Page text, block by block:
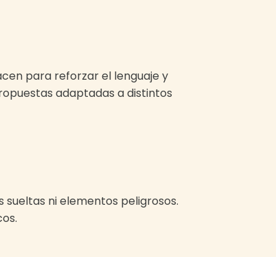
para reforzar el lenguaje y
adaptadas a distintos
sueltas ni elementos peligrosos.